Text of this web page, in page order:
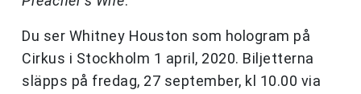
Du ser Whitney Houston som hologram på
Cirkus i Stockholm 1 april, 2020. Biljetterna
släpps på fredag, 27 september, kl 10.00 via